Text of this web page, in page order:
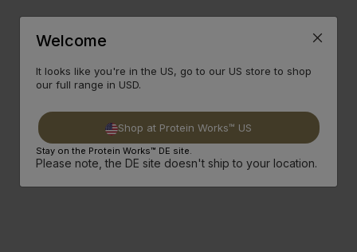
3.Erhalte Das Dritte, Günstigere Produkt
Protein Snack Ab 35€ Bestellwert,
Versand Ab 60€!
Welcome
It looks like you're in the US, go to our US store to shop
our full range in USD.
Shop at Protein Works™ US
Stay on the Protein Works™ DE site.
Please note, the DE site doesn't ship to your location.